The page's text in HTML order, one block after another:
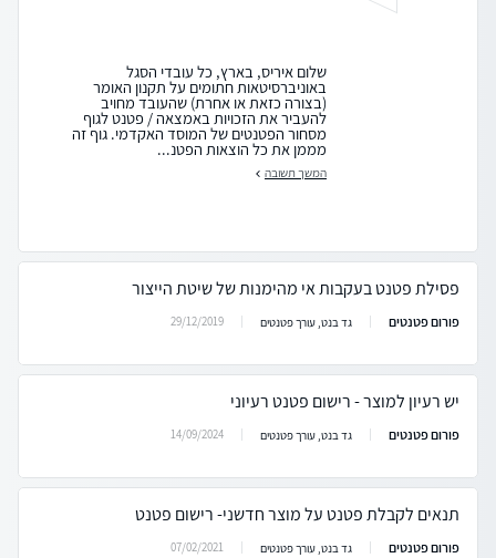
שלום איריס, בארץ, כל עובדי הסגל
באוניברסיטאות חתומים על תקנון האומר
(בצורה כזאת או אחרת) שהעובד מחויב
להעביר את הזכויות באמצאה / פטנט לגוף
מסחור הפטנטים של המוסד האקדמי. גוף זה
מממן את כל הוצאות הפטנ...
המשך תשובה
פסילת פטנט בעקבות אי מהימנות של שיטת הייצור
פורום פטנטים גד בנט, עורך פטנטים 29/12/2019
יש רעיון למוצר - רישום פטנט רעיוני
פורום פטנטים גד בנט, עורך פטנטים 14/09/2024
תנאים לקבלת פטנט על מוצר חדשני- רישום פטנט
פורום פטנטים גד בנט, עורך פטנטים 07/02/2021